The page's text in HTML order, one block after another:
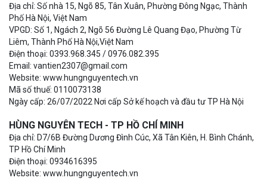
Địa chỉ: Số nhà 15, Ngõ 85, Tân Xuân, Phường Đông Ngạc, Thành
Phố Hà Nội, Việt Nam
VPGD: Số 1, Ngách 2, Ngõ 56 Đường Lê Quang Đạo, Phường Từ
Liêm, Thành Phố Hà Nội,Việt Nam
Điện thoại: 0393.968.345 / 0976.082.395
Email: vantien2307@gmail.com
Website: www.hungnguyentech.vn
Mã số thuế: 0110073138
Ngày cấp: 26/07/2022 Nơi cấp Sở kế hoạch và đầu tư TP Hà Nội
HÙNG NGUYÊN TECH - TP HỒ CHÍ MINH
Địa chỉ: D7/6B Đường Dương Đình Cúc, Xã Tân Kiên, H. Bình Chánh,
TP Hồ Chí Minh
Điện thoại: 0934616395
Website: www.hungnguyentech.vn